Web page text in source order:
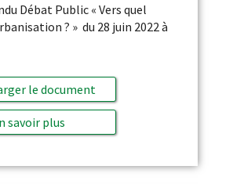
Débat Public « Vers quel
? » du 28 juin 2022 à
le document
savoir plus